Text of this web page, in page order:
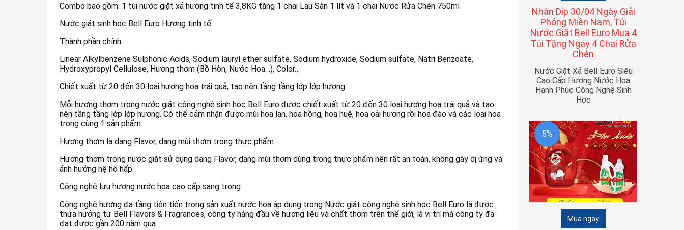
Combo bao gồm: 1 túi nước giặt xả hương tinh tế 3,8KG tặng 1 chai Lau Sàn 1 lít và 1 chai Nước Rửa Chén 750ml
Nước giặt sinh học Bell Euro Hương tinh tế
Thành phần chính
Linear Alkylbenzene Sulphonic Acids, Sodium lauryl ether sulfate, Sodium hydroxide, Sodium sulfate, Natri Benzoate,
Hydroxypropyl Cellulose, Hương thơm (Bồ Hòn, Nước Hoa…), Color…
Chiết xuất từ 20 đến 30 loại hương hoa trái quả, tạo nên tầng tầng lớp lớp hương
Mỗi hương thơm trong nước giặt công nghệ sinh học Bell Euro được chiết xuất từ 20 đến 30 loại hương hoa trái quả và tạo
nên tầng tầng lớp lớp hương. Có thể cảm nhận được mùi hoa lan, hoa hồng, hoa huệ, hoa oải hương rồi hoa đào và các loại hoa
trong cùng 1 sản phẩm.
Hương thơm là dạng Flavor, dạng mùi thơm trong thực phẩm
Hương thơm trong nước giặt sử dụng dạng Flavor, dạng mùi thơm dùng trong thực phẩm nên rất an toàn, không gây dị ứng và
ảnh hưởng hệ hô hấp.
Công nghệ lưu hương nước hoa cao cấp sang trọng
Công nghệ hương đa tầng tiên tiến trong sản xuất nước hoa áp dụng trong Nước giặt công nghệ sinh học Bell Euro là được
thừa hưởng từ Bell Flavors & Fragrances, công ty hàng đầu về hương liệu và chất thơm trên thế giới, là vị trí mà công ty đã
đạt được gần 200 năm qua.
Nhân Dip 30/04 Ngày Giải
Phóng Miền Nam, Túi
Nước Giặt Bell Euro Mua 4
Túi Tặng Ngay 4 Chai Rửa
Chén
Nước Giặt Xả Bell Euro Siêu
Cao Cấp Hương Nước Hoa
Hạnh Phúc Công Nghệ Sinh
Học
5%
Mua ngay